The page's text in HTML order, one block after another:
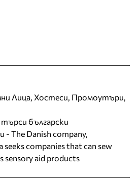
Лица, Хостеси, Промоутъри,
български
- The Danish company,
companies that can sew
sensory aid products